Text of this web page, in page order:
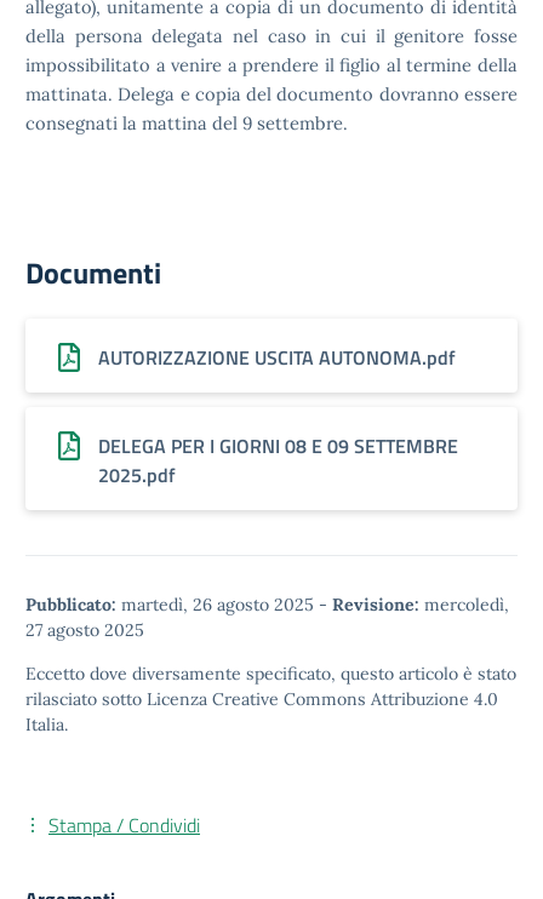
allegato), unitamente a copia di un documento di identità
della persona delegata nel caso in cui il genitore fosse
impossibilitato a venire a prendere il figlio al termine della
mattinata. Delega e copia del documento dovranno essere
consegnati la mattina del 9 settembre.
Documenti
AUTORIZZAZIONE USCITA AUTONOMA.pdf
DELEGA PER I GIORNI 08 E 09 SETTEMBRE
2025.pdf
Pubblicato: martedì, 26 agosto 2025 - Revisione: mercoledì,
27 agosto 2025
Eccetto dove diversamente specificato, questo articolo è stato
rilasciato sotto Licenza Creative Commons Attribuzione 4.0
Italia.
Stampa / Condividi